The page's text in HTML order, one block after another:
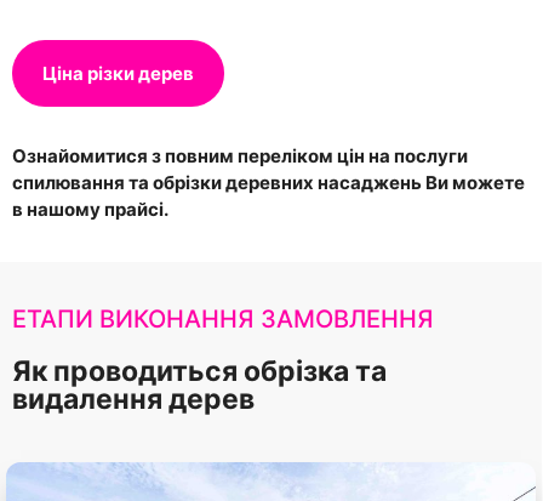
Ціна різки дерев
Ознайомитися з повним переліком цін на послуги
спилювання та обрізки деревних насаджень Ви можете
в нашому прайсі.
ЕТАПИ ВИКОНАННЯ ЗАМОВЛЕННЯ
Як проводиться обрізка та
видалення дерев